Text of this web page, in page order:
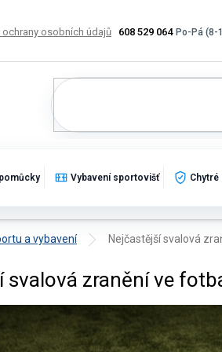
608 529 064
ochrany osobních údajů Výměna, vrácení a
Vybavení sportovišť Chytré
a vybavení Nejčastější svalová
svalová zranění ve